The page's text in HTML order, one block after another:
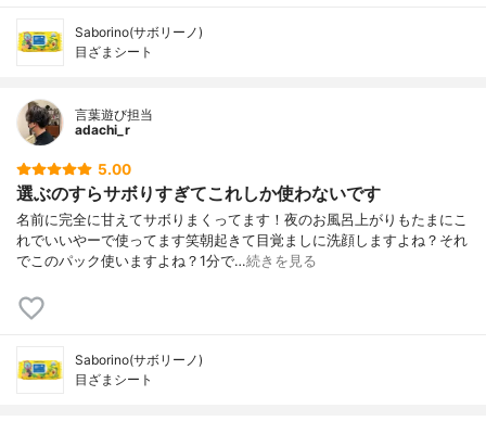
Saborino(サボリーノ)
目ざまシート
言葉遊び担当
adachi_r
5.00
選ぶのすらサボりすぎてこれしか使わないです
名前に完全に甘えてサボりまくってます！夜のお風呂上がりもたまにこ
れでいいやーで使ってます笑朝起きて目覚ましに洗顔しますよね？それ
でこのパック使いますよね？1分で…続きを見る
Saborino(サボリーノ)
目ざまシート